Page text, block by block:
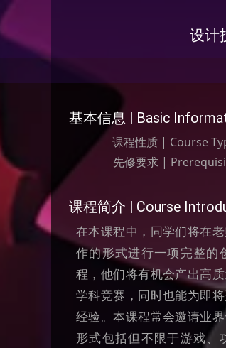
设计
基本信息 | Basic
课程性质 | Course
先修要求 |
课程简介 | Course
在本课程中，同学们将在
作的形式进行一项完整的
程，他们将有机会产出高
学科竞赛，同时也能为即
经验。本课程常会邀请业
形式包括但不限于游戏、